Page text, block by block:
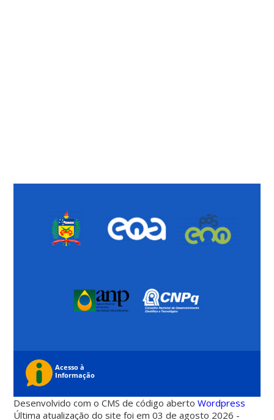
Desenvolvido com o CMS de código abertoWordpress
Última atualização do site foi em 03 de agosto 2026 -